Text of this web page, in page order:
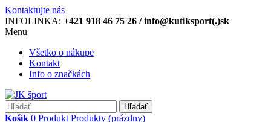
Kontaktujte nás
INFOLINKA: +421 918 46 75 26 / info@kutiksport(.)sk
Menu
Všetko o nákupe
Kontakt
Info o značkách
Hľadať
Košík 0 Produkt Produkty (prázdny)